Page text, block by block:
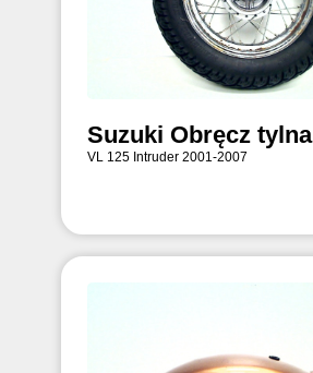
Suzuki Obręcz tylna
VL 125 Intruder 2001-2007